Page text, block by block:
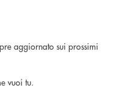
aggiornato sui prossimi
vuoi tu.